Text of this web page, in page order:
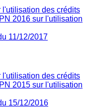
l'utilisation des crédits
2016 sur l'utilisation
11/12/2017
l'utilisation des crédits
2015 sur l'utilisation
15/12/2016